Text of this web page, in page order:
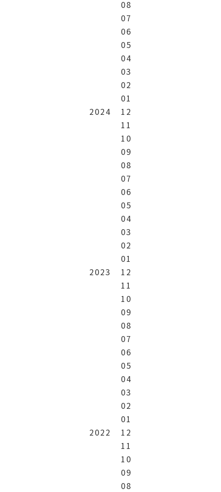
08
07
06
05
04
03
02
01
2024
12
11
10
09
08
07
06
05
04
03
02
01
2023
12
11
10
09
08
07
06
05
04
03
02
01
2022
12
11
10
09
08